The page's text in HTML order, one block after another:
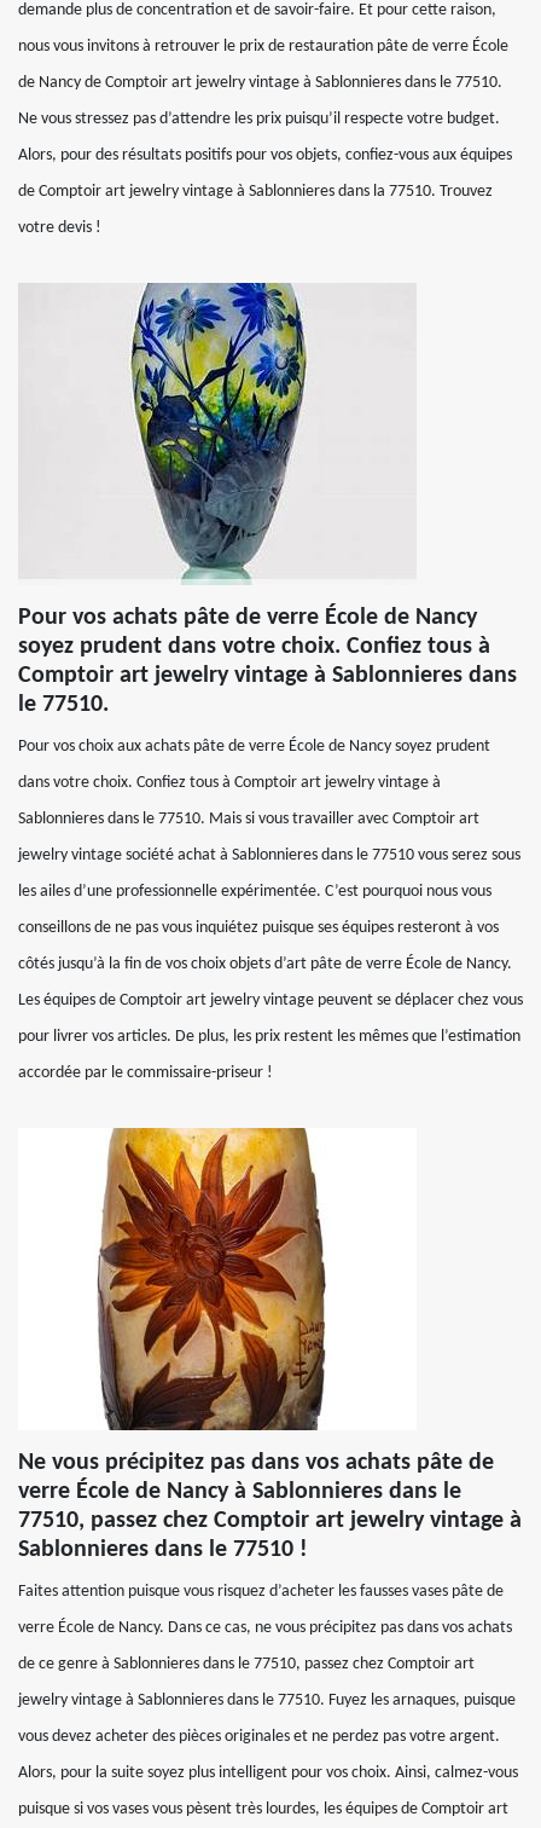
demande plus de concentration et de savoir-faire. Et pour cette raison,
nous vous invitons à retrouver le prix de restauration pâte de verre École
de Nancy de Comptoir art jewelry vintage à Sablonnieres dans le 77510.
Ne vous stressez pas d’attendre les prix puisqu’il respecte votre budget.
Alors, pour des résultats positifs pour vos objets, confiez-vous aux équipes
de Comptoir art jewelry vintage à Sablonnieres dans la 77510. Trouvez
votre devis !
Pour vos achats pâte de verre École de Nancy
soyez prudent dans votre choix. Confiez tous à
Comptoir art jewelry vintage à Sablonnieres dans
le 77510.
Pour vos choix aux achats pâte de verre École de Nancy soyez prudent
dans votre choix. Confiez tous à Comptoir art jewelry vintage à
Sablonnieres dans le 77510. Mais si vous travailler avec Comptoir art
jewelry vintage société achat à Sablonnieres dans le 77510 vous serez sous
les ailes d’une professionnelle expérimentée. C’est pourquoi nous vous
conseillons de ne pas vous inquiétez puisque ses équipes resteront à vos
côtés jusqu’à la fin de vos choix objets d’art pâte de verre École de Nancy.
Les équipes de Comptoir art jewelry vintage peuvent se déplacer chez vous
pour livrer vos articles. De plus, les prix restent les mêmes que l’estimation
accordée par le commissaire-priseur !
Ne vous précipitez pas dans vos achats pâte de
verre École de Nancy à Sablonnieres dans le
77510, passez chez Comptoir art jewelry vintage à
Sablonnieres dans le 77510 !
Faites attention puisque vous risquez d’acheter les fausses vases pâte de
verre École de Nancy. Dans ce cas, ne vous précipitez pas dans vos achats
de ce genre à Sablonnieres dans le 77510, passez chez Comptoir art
jewelry vintage à Sablonnieres dans le 77510. Fuyez les arnaques, puisque
vous devez acheter des pièces originales et ne perdez pas votre argent.
Alors, pour la suite soyez plus intelligent pour vos choix. Ainsi, calmez-vous
puisque si vos vases vous pèsent très lourdes, les équipes de Comptoir art